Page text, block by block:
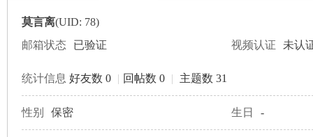
莫言离(UID: 78)
邮箱状态
已验证 视频认证 未认
统计信息 好友数 0 | 回帖数 0 | 主题数 31
性别 保密 生日 -